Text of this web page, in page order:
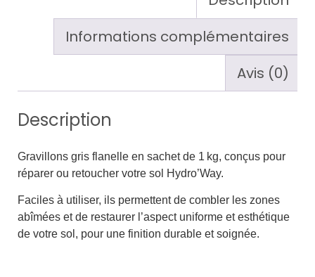
Informations complémentaires
Avis (0)
Description
Gravillons gris flanelle en sachet de 1 kg, conçus pour
réparer ou retoucher votre sol Hydro’Way.
Faciles à utiliser, ils permettent de combler les zones
abîmées et de restaurer l’aspect uniforme et esthétique
de votre sol, pour une finition durable et soignée.